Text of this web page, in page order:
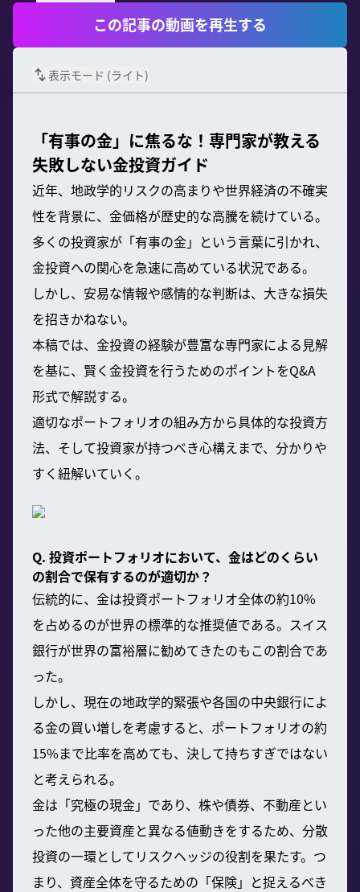
この記事の動画を再生する
表示モード (ライト)
「有事の金」に焦るな！専門家が教える
失敗しない金投資ガイド
近年、地政学的リスクの高まりや世界経済の不確実
性を背景に、金価格が歴史的な高騰を続けている。
多くの投資家が「有事の金」という言葉に引かれ、
金投資への関心を急速に高めている状況である。
しかし、安易な情報や感情的な判断は、大きな損失
を招きかねない。
本稿では、金投資の経験が豊富な専門家による見解
を基に、賢く金投資を行うためのポイントをQ&A
形式で解説する。
適切なポートフォリオの組み方から具体的な投資方
法、そして投資家が持つべき心構えまで、分かりや
すく紐解いていく。
Q. 投資ポートフォリオにおいて、金はどのくらい
の割合で保有するのが適切か？
伝統的に、金は投資ポートフォリオ全体の約10%
を占めるのが世界の標準的な推奨値である。スイス
銀行が世界の富裕層に勧めてきたのもこの割合であ
った。
しかし、現在の地政学的緊張や各国の中央銀行によ
る金の買い増しを考慮すると、ポートフォリオの約
15%まで比率を高めても、決して持ちすぎではない
と考えられる。
金は「究極の現金」であり、株や債券、不動産とい
った他の主要資産と異なる値動きをするため、分散
投資の一環としてリスクヘッジの役割を果たす。つ
まり、資産全体を守るための「保険」と捉えるべき